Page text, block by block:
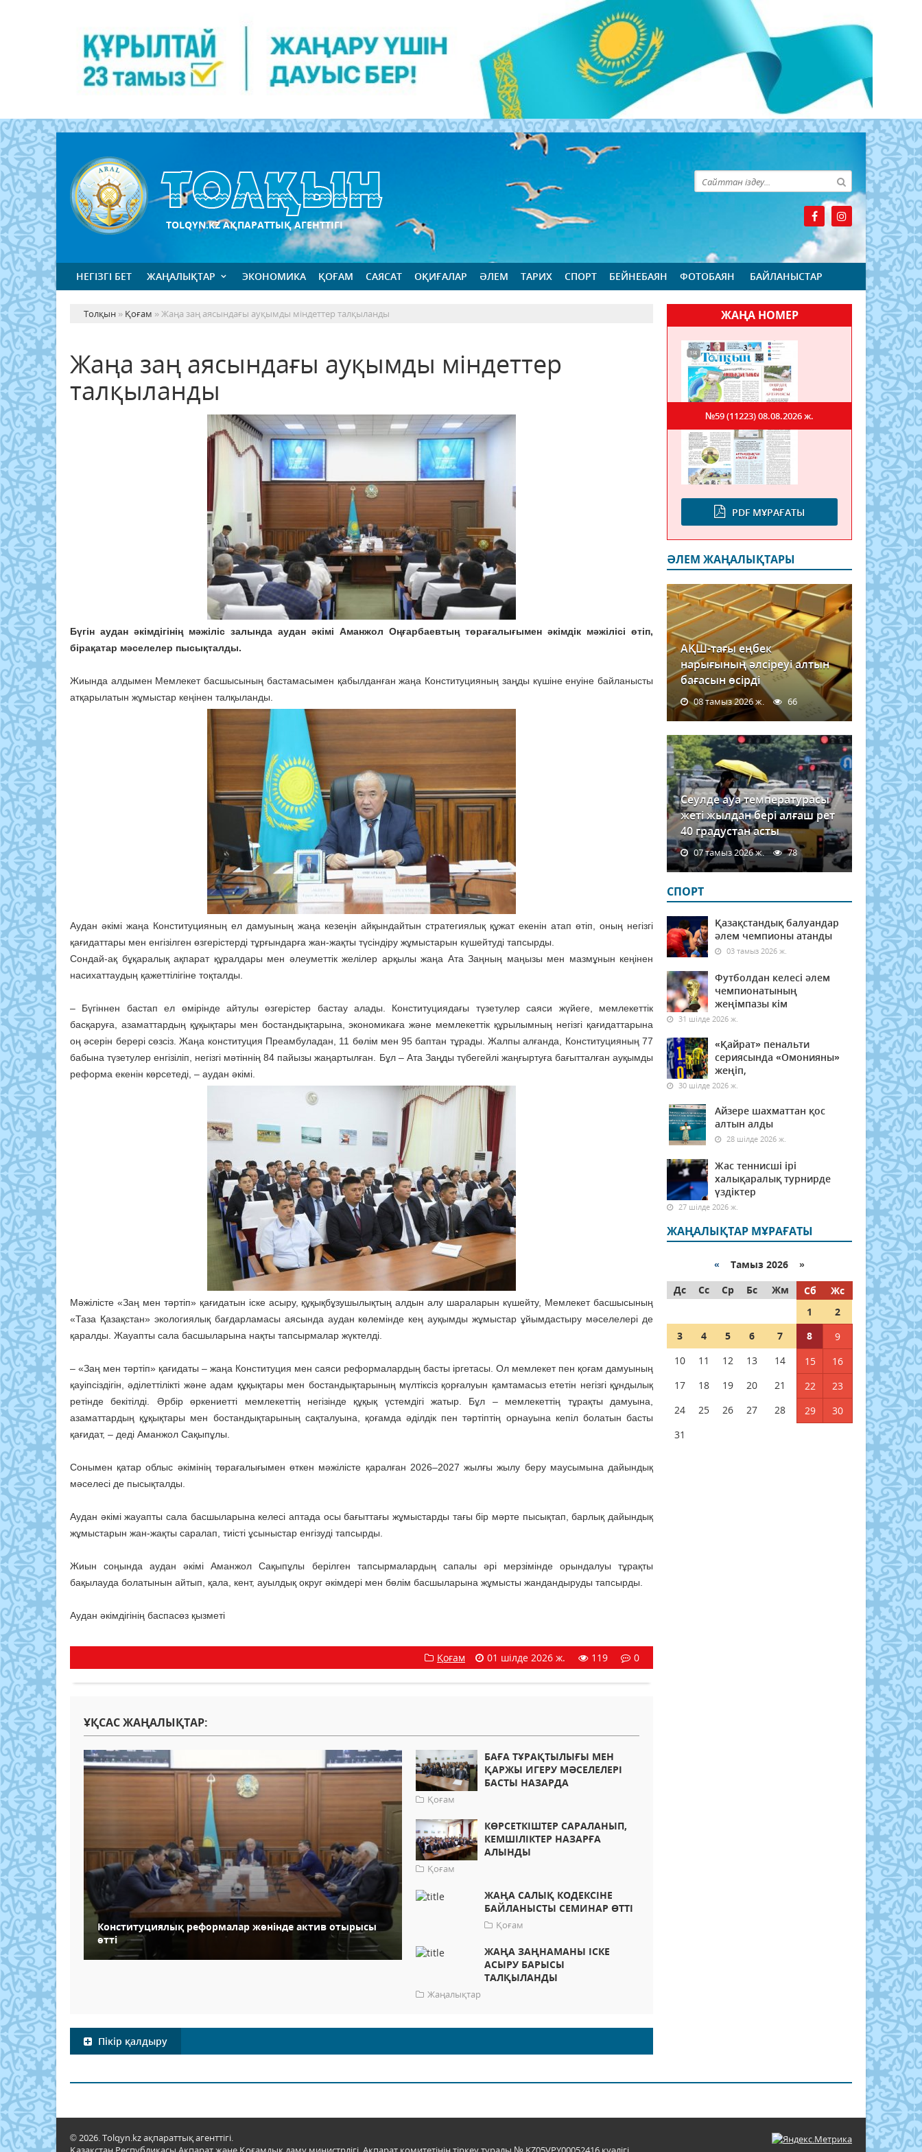
TOLQYN.KZ АҚПАРАТТЫҚ АГЕНТТІГІ
НЕГІЗГІ БЕТ ЖАҢАЛЫҚТАР ЭКОНОМИКА ҚОҒАМ САЯСАТ ОҚИҒАЛАР ӘЛЕМ ТАРИХ СПОРТ БЕЙНЕБАЯН ФОТОБАЯН БАЙЛАНЫСТАР
Толқын » Қоғам » Жаңа заң аясындағы ауқымды міндеттер талқыланды
Жаңа заң аясындағы ауқымды міндеттер
талқыланды
Бүгін аудан әкімдігінің мәжіліс залында аудан әкімі Аманжол Оңғарбаевтың төрағалығымен әкімдік мәжілісі өтіп,
бірақатар мәселелер пысықталды.
Жиында алдымен Мемлекет басшысының бастамасымен қабылданған жаңа Конституцияның заңды күшіне енуіне байланысты
атқарылатын жұмыстар кеңінен талқыланды.
Аудан әкімі жаңа Конституцияның ел дамуының жаңа кезеңін айқындайтын стратегиялық құжат екенін атап өтіп, оның негізгі
қағидаттары мен енгізілген өзгерістерді тұрғындарға жан-жақты түсіндіру жұмыстарын күшейтуді тапсырды.
Сондай-ақ бұқаралық ақпарат құралдары мен әлеуметтік желілер арқылы жаңа Ата Заңның маңызы мен мазмұнын кеңінен
насихаттаудың қажеттілігіне тоқталды.
– Бүгіннен бастап ел өмірінде айтулы өзгерістер бастау алады. Конституциядағы түзетулер саяси жүйеге, мемлекеттік
басқаруға, азаматтардың құқықтары мен бостандықтарына, экономикаға және мемлекеттік құрылымның негізгі қағидаттарына
оң әсерін берері сөзсіз. Жаңа конституция Преамбуладан, 11 бөлім мен 95 баптан тұрады. Жалпы алғанда, Конституцияның 77
бабына түзетулер енгізіліп, негізгі мәтіннің 84 пайызы жаңартылған. Бұл – Ата Заңды түбегейлі жаңғыртуға бағытталған ауқымды
реформа екенін көрсетеді, – аудан әкімі.
Мәжілісте «Заң мен тәртіп» қағидатын іске асыру, құқықбұзушылықтың алдын алу шараларын күшейту, Мемлекет басшысының
«Таза Қазақстан» экологиялық бағдарламасы аясында аудан көлемінде кең ауқымды жұмыстар ұйымдастыру мәселелері де
қаралды. Жауапты сала басшыларына нақты тапсырмалар жүктелді.
– «Заң мен тәртіп» қағидаты – жаңа Конституция мен саяси реформалардың басты іргетасы. Ол мемлекет пен қоғам дамуының
қауіпсіздігін, әділеттілікті және адам құқықтары мен бостандықтарының мүлтіксіз қорғалуын қамтамасыз ететін негізгі құндылық
ретінде бекітілді. Әрбір өркениетті мемлекеттің негізінде құқық үстемдігі жатыр. Бұл – мемлекеттің тұрақты дамуына,
азаматтардың құқықтары мен бостандықтарының сақталуына, қоғамда әділдік пен тәртіптің орнауына кепіл болатын басты
қағидат, – деді Аманжол Сақыпұлы.
Сонымен қатар облыс әкімінің төрағалығымен өткен мәжілісте қаралған 2026–2027 жылғы жылу беру маусымына дайындық
мәселесі де пысықталды.
Аудан әкімі жауапты сала басшыларына келесі аптада осы бағыттағы жұмыстарды тағы бір мәрте пысықтап, барлық дайындық
жұмыстарын жан-жақты саралап, тиісті ұсыныстар енгізуді тапсырды.
Жиын соңында аудан әкімі Аманжол Сақыпұлы берілген тапсырмалардың сапалы әрі мерзімінде орындалуы тұрақты
бақылауда болатынын айтып, қала, кент, ауылдық округ әкімдері мен бөлім басшыларына жұмысты жандандыруды тапсырды.
Аудан әкімдігінің баспасөз қызметі
Қоғам 01 шілде 2026 ж. 119 0
ҰҚСАС ЖАҢАЛЫҚТАР:
Конституциялық реформалар жөнінде актив отырысы
өтті
БАҒА ТҰРАҚТЫЛЫҒЫ МЕН
ҚАРЖЫ ИГЕРУ МӘСЕЛЕЛЕРІ
БАСТЫ НАЗАРДА
Қоғам
КӨРСЕТКІШТЕР САРАЛАНЫП,
КЕМШІЛІКТЕР НАЗАРҒА
АЛЫНДЫ
Қоғам
ЖАҢА САЛЫҚ КОДЕКСІНЕ
БАЙЛАНЫСТЫ СЕМИНАР ӨТТІ
Қоғам
ЖАҢА ЗАҢНАМАНЫ ІСКЕ
АСЫРУ БАРЫСЫ
ТАЛҚЫЛАНДЫ
Жаңалықтар
Пікір қалдыру
ЖАҢА НОМЕР
PDF МҰРАҒАТЫ
№59 (11223)08.08.2026 ж.
ӘЛЕМ ЖАҢАЛЫҚТАРЫ
АҚШ-тағы еңбек
нарығының әлсіреуі алтын
бағасын өсірді
08 тамыз 2026 ж. 66
Сеулде ауа температурасы
жеті жылдан бері алғаш рет
40 градустан асты
07 тамыз 2026 ж. 78
СПОРТ
Қазақстандық балуандар
әлем чемпионы атанды
03 тамыз 2026 ж.
Футболдан келесі әлем
чемпионатының
жеңімпазы кім
31 шілде 2026 ж.
«Қайрат» пенальти
сериясында «Омонияны»
жеңіп,
30 шілде 2026 ж.
Айзере шахматтан қос
алтын алды
28 шілде 2026 ж.
Жас теннисші ірі
халықаралық турнирде
үздіктер
27 шілде 2026 ж.
ЖАҢАЛЫҚТАР МҰРАҒАТЫ
« Тамыз 2026 »
Дс
Сс Ср Бс Жм Сб
Жс
1
2
3
4 5 6 7 8
9
10
11 12 13 14 15
16
17
18 19 20 21 22
23
24
25 26 27 28 29
30
31
© 2026. Tolqyn.kz ақпараттық агенттігі.